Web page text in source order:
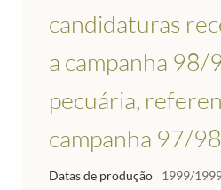
candidaturas
a campanha 98/
pecuária,
campanha 97/98
Datas de produção
1999/